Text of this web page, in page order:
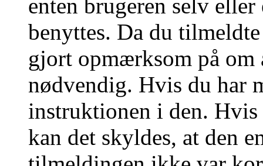
enten brugeren selv
benyttes. Da du
gjort opmærksom på
nødvendig. Hvis du har
instruktionen i den.
kan det skyldes, at den